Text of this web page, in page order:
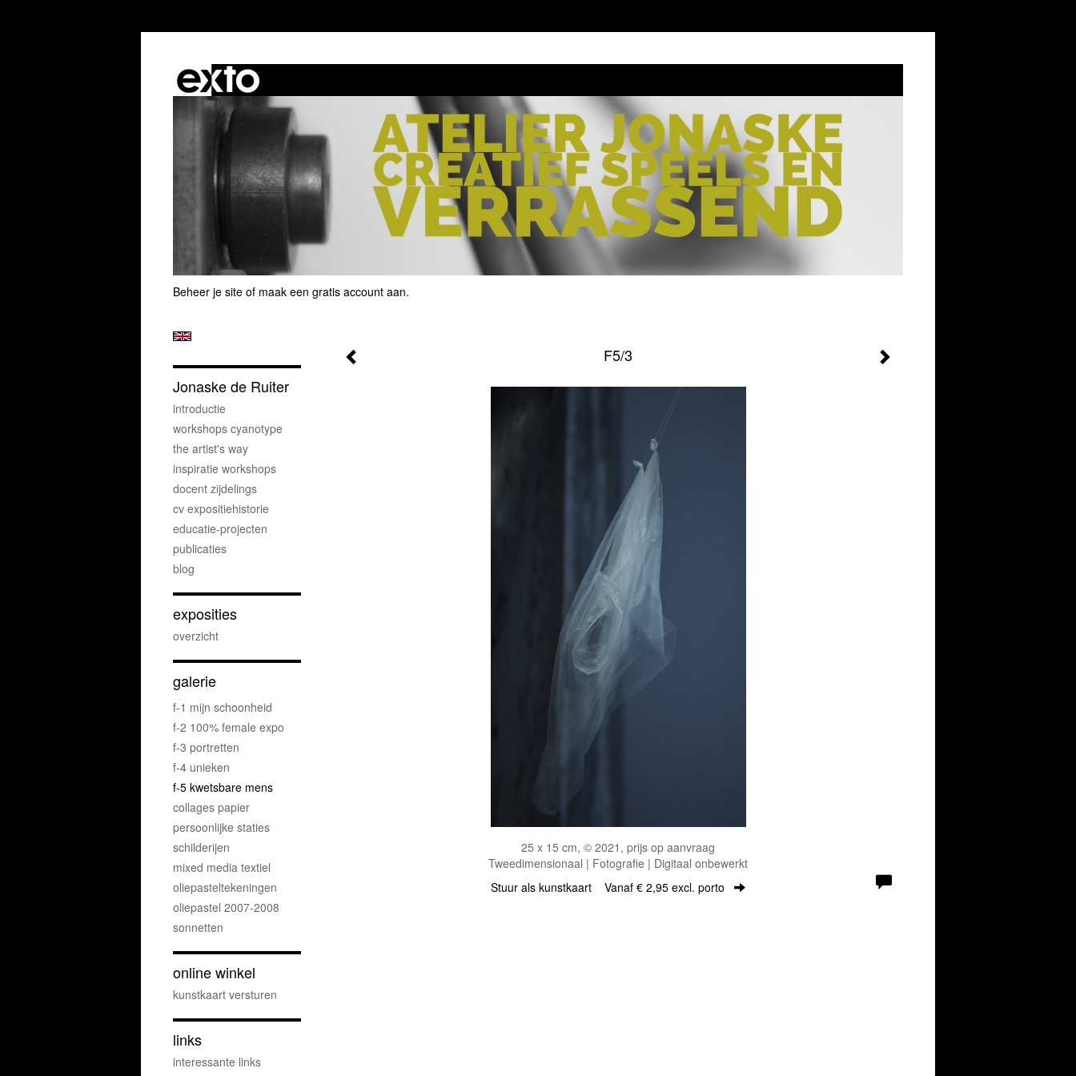
Beheer je site of maak een gratis account aan.
F5/3
25 x 15 cm, © 2021, prijs op aanvraag
Tweedimensionaal | Fotografie | Digitaal onbewerkt
Stuur als kunstkaart Vanaf € 2,95 excl. porto
Jonaske de Ruiter
introductie
workshops cyanotype
the artist's way
inspiratie workshops
docent zijdelings
cv expositiehistorie
educatie-projecten
publicaties
blog
exposities
overzicht
galerie
f-1 mijn schoonheid
f-2 100% female expo
f-3 portretten
f-4 unieken
f-5 kwetsbare mens
collages papier
persoonlijke staties
schilderijen
mixed media textiel
oliepasteltekeningen
oliepastel 2007-2008
sonnetten
online winkel
kunstkaart versturen
links
interessante links